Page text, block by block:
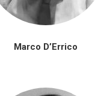
Marco D’Errico